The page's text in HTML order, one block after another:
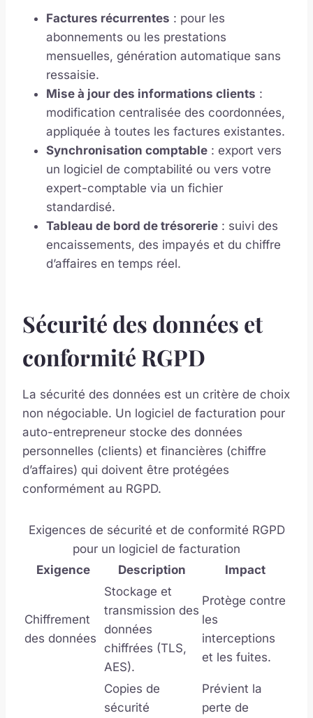
Factures récurrentes : pour les
abonnements ou les prestations
mensuelles, génération automatique sans
ressaisie.
Mise à jour des informations clients :
modification centralisée des coordonnées,
appliquée à toutes les factures existantes.
Synchronisation comptable : export vers
un logiciel de comptabilité ou vers votre
expert-comptable via un fichier
standardisé.
Tableau de bord de trésorerie : suivi des
encaissements, des impayés et du chiffre
d’affaires en temps réel.
Sécurité des données et
conformité RGPD
La sécurité des données est un critère de choix
non négociable. Un logiciel de facturation pour
auto-entrepreneur stocke des données
personnelles (clients) et financières (chiffre
d’affaires) qui doivent être protégées
conformément au RGPD.
Exigences de sécurité et de conformité RGPD
pour un logiciel de facturation
Exigence
Description Impact
Chiffrement
des données
Stockage et
transmission des
données
chiffrées (TLS,
AES).
Protège contre
les
interceptions
et les fuites.
Copies de
sécurité
Prévient la
perte de